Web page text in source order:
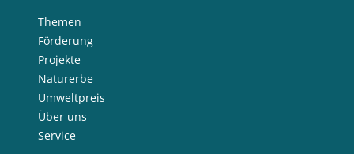
Themen
Förderung
Projekte
Naturerbe
Umweltpreis
Über uns
Service